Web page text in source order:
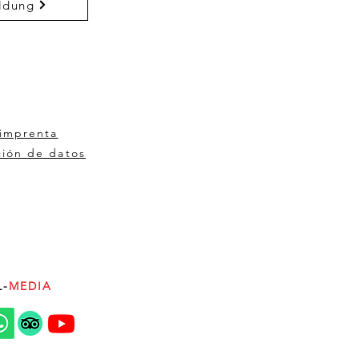
de datos
MEDIA